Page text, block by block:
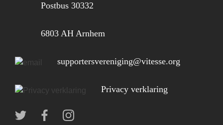
Postbus 30332
6803 AH Arnhem
supportersvereniging@vitesse.org
Privacy verklaring